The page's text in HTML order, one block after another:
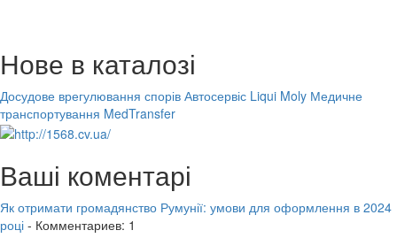
Нове в каталозі
Досудове врегулювання спорів Автосервіс Liqui Moly Медичне
транспортування MedTransfer
Ваші коментарі
Як отримати громадянство Румунії: умови для оформлення в 2024
році - Комментариев: 1